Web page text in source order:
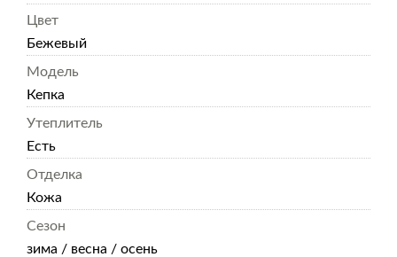
Цвет
Бежевый
Модель
Кепка
Утеплитель
Есть
Отделка
Кожа
Сезон
зима / весна / осень